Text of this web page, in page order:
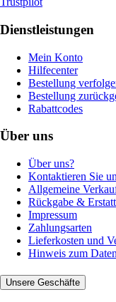
Dienstleistungen
Mein Konto
Hilfecenter
Bestellung
Bestellung
Rabattcodes
Über uns
Über uns?
Kontaktieren Sie
Allgemeine
Rückgabe &
Impressum
Zahlungsarten
Lieferkosten und
Hinweis zum
Unsere Geschäfte